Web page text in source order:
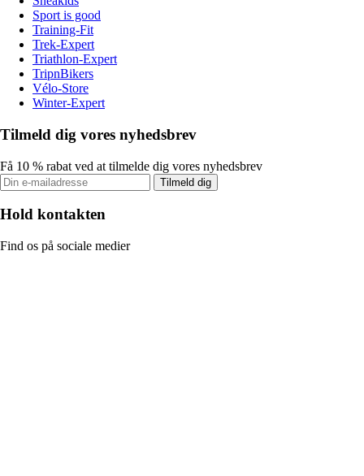
Sport is good
Training-Fit
Trek-Expert
Triathlon-Expert
TripnBikers
Vélo-Store
Winter-Expert
Tilmeld dig vores nyhedsbrev
Få 10 % rabat ved at tilmelde dig vores nyhedsbrev
Tilmeld dig
Hold kontakten
Find os på sociale medier